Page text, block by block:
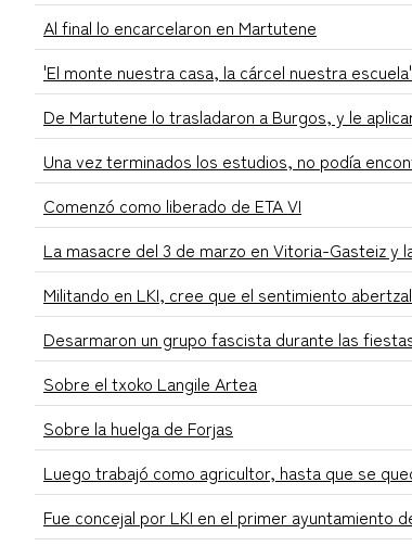
Al final lo encarcelaron en Martutene
'El monte nuestra casa, la cárcel nuestra escuela'
De Martutene lo trasladaron a Burgos, y le
Una vez terminados los estudios, no podía
Comenzó como liberado de ETA VI
La masacre del 3 de marzo en Vitoria-Gasteiz y
Militando en LKI, cree que el sentimiento
Desarmaron un grupo fascista durante las
Sobre el txoko Langile Artea
Sobre la huelga de Forjas
Luego trabajó como agricultor, hasta que se
Fue concejal por LKI en el primer ayuntamiento